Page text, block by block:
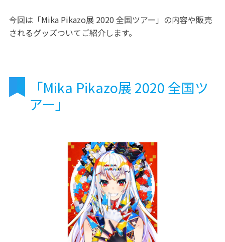
今回は「Mika Pikazo展 2020 全国ツアー」の内容や販売
されるグッズついてご紹介します。
「Mika Pikazo展 2020 全国ツ
アー」